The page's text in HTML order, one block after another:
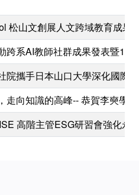
松山文創展人文跨域教育成果
跨系AI教師社群成果發表暨
院攜手日本山口大學深化國際
走向知識的高峰-- 恭賀李奭學
高階主管ESG研習會強化永